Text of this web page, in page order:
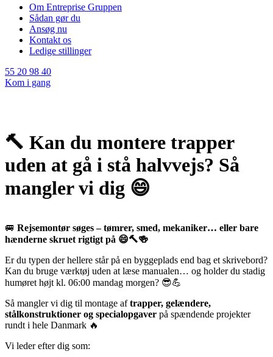
Om Entreprise Gruppen
Sådan gør du
Ansøg nu
Kontakt os
Ledige stillinger
55 20 98 40
Kom i gang
🔨 Kan du montere trapper
uden at gå i stå halvvejs? Så
mangler vi dig 😄
🚐 Rejsemontør søges – tømrer, smed, mekaniker… eller bare
hænderne skruet rigtigt på 😄🔨🍻
Er du typen der hellere står på en byggeplads end bag et skrivebord?
Kan du bruge værktøj uden at læse manualen… og holder du stadig
humøret højt kl. 06:00 mandag morgen? 😎💪
Så mangler vi dig til montage aftrapper, gelændere,
stålkonstruktioner og specialopgaver på spændende projekter
rundt i hele Danmark 🔥
Vi leder efter dig som: